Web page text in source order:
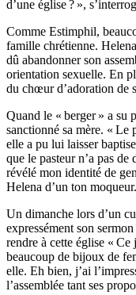
d’une église ? »,
Comme Estimphil,
famille chrétienne.
dû abandonner son
orientation sexuelle. En
du chœur d’adoration de
Quand le « berger » a su
sanctionné sa mère. « Le
elle a pu lui laisser
que le pasteur n’a pas
révélé mon identité de
Helena d’un ton moqueur.
Un dimanche lors d’un
expressément son
rendre à cette église « Ce
beaucoup de bijoux de
elle. Eh bien, j’ai
l’assemblée tant ses